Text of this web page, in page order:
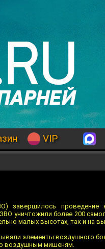
VIP
проведение
уничтожили более 200
малых высотах, так и на
элементы воздушного
воздушным мишеням.